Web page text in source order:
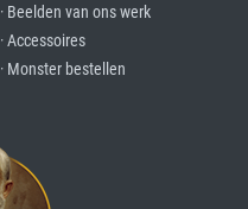
· Beelden van ons werk
· Accessoires
· Monster bestellen